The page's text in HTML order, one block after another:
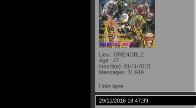
Lieu : GRENOBLE
Age : 47
Inscrit(e): 01/11/2010
Messages: 31 919
Hors ligne
29/11/2016 18:47:39